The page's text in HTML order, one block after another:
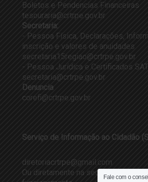
Boletos e Pendencias Financeiras
tesouraria@crtrpe.gov.br
Secretaria:
- Pessoa Física, Declarações,
inscrição e valores de anuidades
secretaria15regiao@crtrpe.gov.br
- Pessoa Jurídica e Certificados
secretaria@crtrpe.gov.br
Denuncia
corefi@crtrpe.gov.br
Serviço de Informação ao Cidadão
diretoriacrtrpe@gmail.com
Ou diretamente na sede do CRTR-
Fale com o